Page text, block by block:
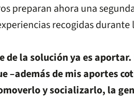
preparan ahora una
recogidas durante
de la solución ya es
–además de mis aportes
y socializarlo, la